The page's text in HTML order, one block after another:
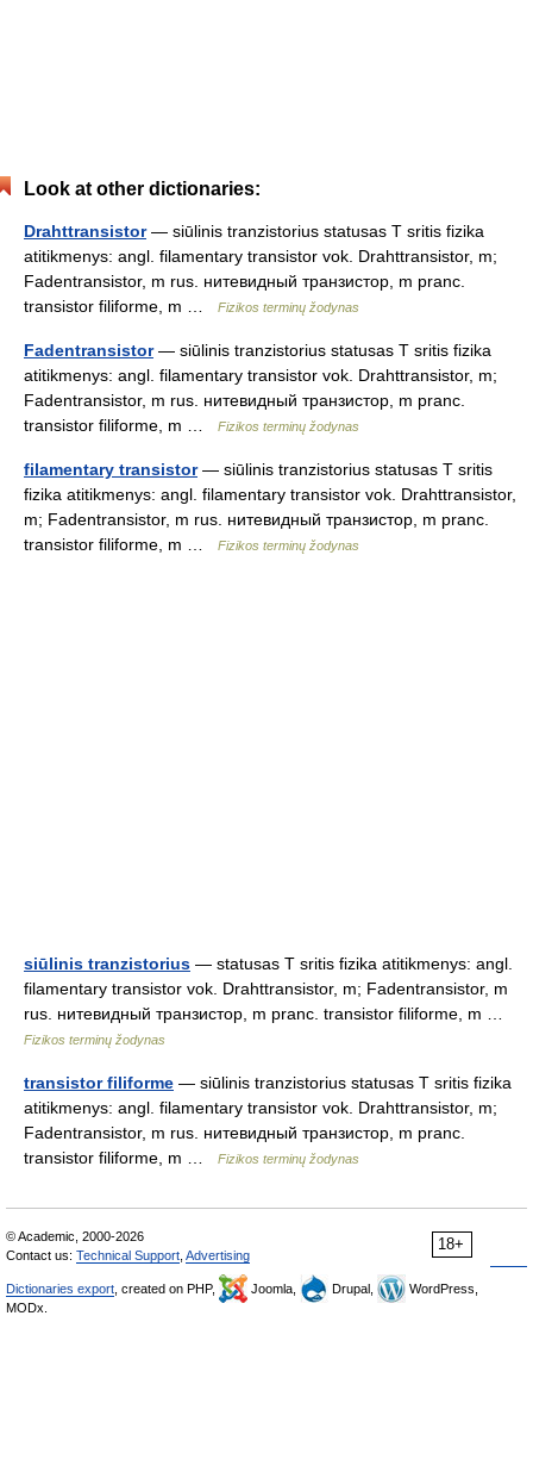
Look at other dictionaries:
Drahttransistor— siūlinis tranzistorius statusas T sritis fizika
atitikmenys: angl. filamentary transistor vok. Drahttransistor, m;
Fadentransistor, m rus. нитевидный транзистор, m pranc.
transistor filiforme, m …
Fizikos terminų žodynas
Fadentransistor— siūlinis tranzistorius statusas T sritis fizika
atitikmenys: angl. filamentary transistor vok. Drahttransistor, m;
Fadentransistor, m rus. нитевидный транзистор, m pranc.
transistor filiforme, m …
Fizikos terminų žodynas
filamentary transistor— siūlinis tranzistorius statusas T sritis
fizika atitikmenys: angl. filamentary transistor vok. Drahttransistor,
m; Fadentransistor, m rus. нитевидный транзистор, m pranc.
transistor filiforme, m …
Fizikos terminų žodynas
siūlinis tranzistorius — statusas T sritis fizika atitikmenys: angl.
filamentary transistor vok. Drahttransistor, m; Fadentransistor, m
rus. нитевидный транзистор, m pranc. transistor filiforme, m …
Fizikos terminų žodynas
transistor filiforme — siūlinis tranzistorius statusas T sritis fizika
atitikmenys: angl. filamentary transistor vok. Drahttransistor, m;
Fadentransistor, m rus. нитевидный транзистор, m pranc.
transistor filiforme, m …
Fizikos terminų žodynas
18+
© Academic, 2000-2026
Contact us: Technical Support Advertising
Dictionaries export , created on PHP, Joomla, Drupal,
WordPress,
MODx.